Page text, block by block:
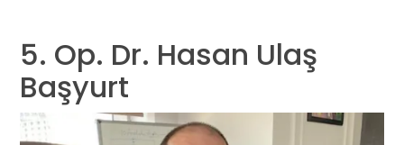
5. Op. Dr. Hasan Ulaş
Başyurt